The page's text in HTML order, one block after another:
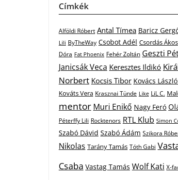
Címkék
Alföldi Róbert Antal Tímea Baricz
Lili ByTheWay Csobot Adél Csordás Ákos
Dóra Fat Phoenix Fehér Zoltán Geszti
Janicsák Veca Keresztes Ildikó
Norbert Kocsis Tibor Kovács
Kováts Vera Krasznai Tünde Like LiL C.
mentor Muri Enikő Nagy Feró
Péterffy Lili Rocktenors RTL Klub Simon
Szabó Dávid Szabó Ádám Szikora
Nikolas Tarány Tamás Tóth Gabi
Csaba Vastag Tamás Wolf Kati X-